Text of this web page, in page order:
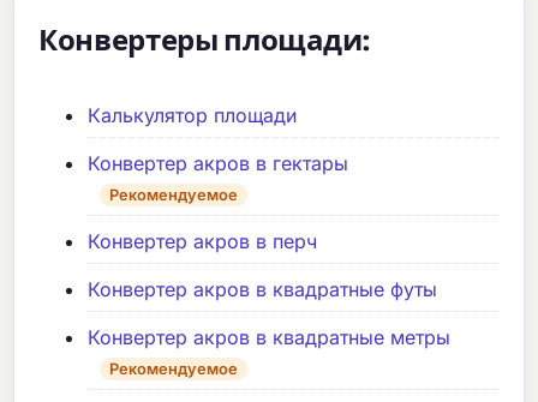
Конвертеры площади:
Калькулятор площади
Конвертер акров в гектары
Рекомендуемое
Конвертер акров в перч
Конвертер акров в квадратные футы
Конвертер акров в квадратные метры
Рекомендуемое